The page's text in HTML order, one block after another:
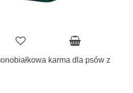
karma dla psów z